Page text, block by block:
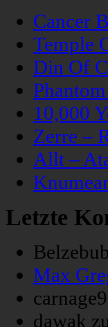
Cancer
Temple
Din Of
10,000
Zerre –
Allt –
Letzte
Belzebub
Max
carnage9
dawak zu